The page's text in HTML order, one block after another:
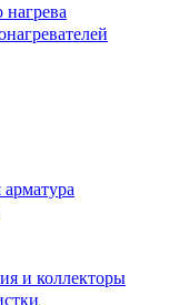
и коллекторы